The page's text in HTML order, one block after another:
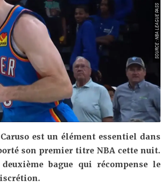
SOURCE : NBA LEAGUE PASS
est un élément essentiel dans
son premier titre NBA cette nuit.
bague qui récompense le